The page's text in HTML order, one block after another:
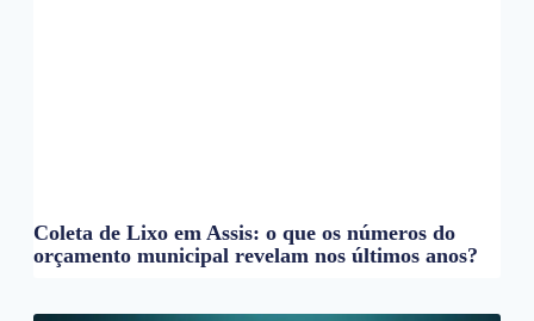
Coleta de Lixo em Assis: o que os números do
orçamento municipal revelam nos últimos anos?